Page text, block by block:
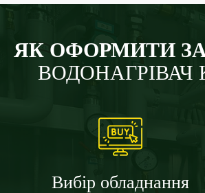
ЯК ОФОРМИТИ
Вибір обладнання